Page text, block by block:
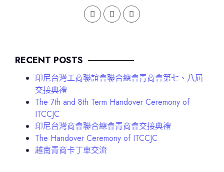
RECENT POSTS
印尼台灣工商聯誼會聯合總會青商會第七、八屆
交接典禮
The 7th and 8th Term Handover Ceremony of
ITCCJC
印尼台灣商會聯合總會青商會交接典禮
The Handover Ceremony of ITCCJC
越南青商卡丁車交流